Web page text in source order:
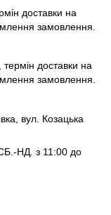
доставки на
замовлення.
термін доставки на
замовлення.
вул. Козацька
НД. з 11:00 до